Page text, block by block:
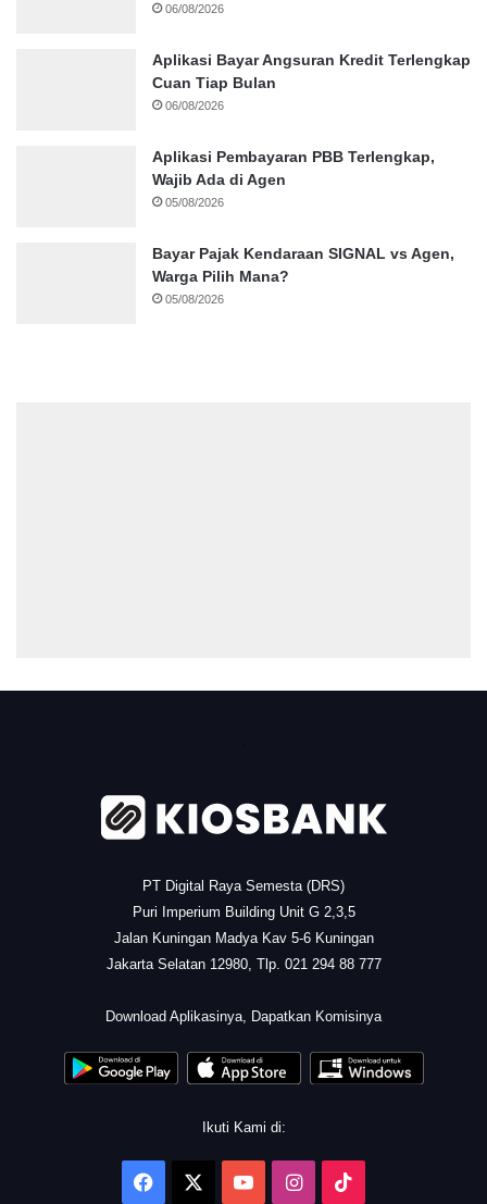
06/08/2026
Aplikasi Bayar Angsuran Kredit Terlengkap
Cuan Tiap Bulan
06/08/2026
Aplikasi Pembayaran PBB Terlengkap,
Wajib Ada di Agen
05/08/2026
Bayar Pajak Kendaraan SIGNAL vs Agen,
Warga Pilih Mana?
05/08/2026
.
PT Digital Raya Semesta (DRS)
Puri Imperium Building Unit G 2,3,5
Jalan Kuningan Madya Kav 5-6 Kuningan
Jakarta Selatan 12980, Tlp. 021 294 88 777
Download Aplikasinya, Dapatkan Komisinya
Ikuti Kami di:
Facebook YouTubeInstagram